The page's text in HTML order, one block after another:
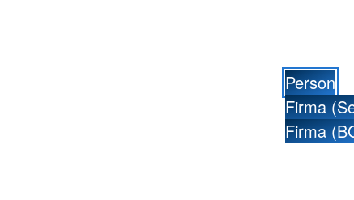
Person
Firma
Firma